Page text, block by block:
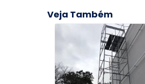
Veja Também